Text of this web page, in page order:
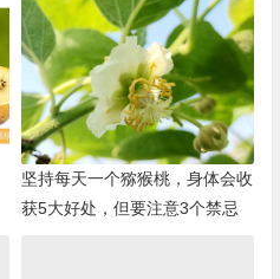
坚持每天一个猕猴桃，身体会收
获5大好处，但要注意3个禁忌